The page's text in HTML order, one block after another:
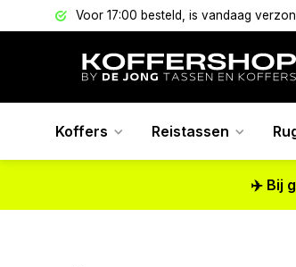
Voor 17:00 besteld, is vandaag
Koffers Reistassen
✈️ Bij